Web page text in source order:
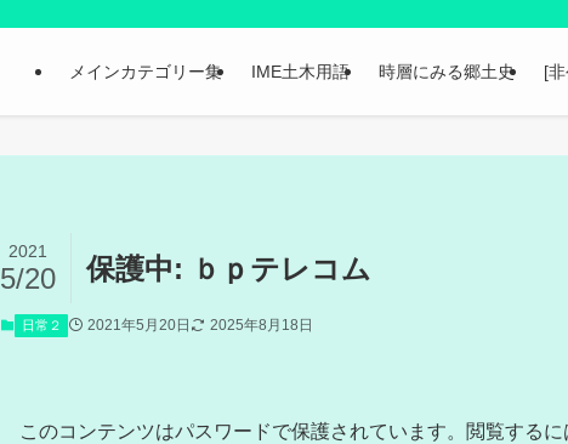
メインカテゴリー集 IME土木用語 時層にみる郷土史 [
保護中: ｂｐテレコム
2021
5/20
日常２ 2021年5月20日 2025年8月18日
このコンテンツはパスワードで保護されています。閲覧する